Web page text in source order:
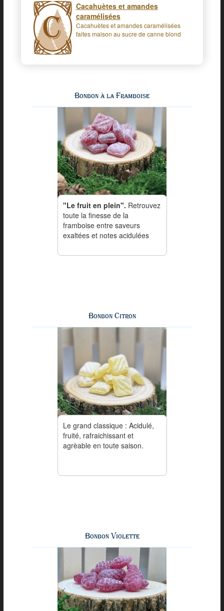
Cacahuètes et amandes
caramélisées
Cacahuètes et amandes caramélisées
faites maison au sucre de canne blond
Bonbon à la Framboise
"Le fruit en plein". Retrouvez
toute la finesse de la
framboise entre saveurs
exaltées et notes acidulées
Bonbon Citron
Le grand classique : Acidulé,
fruité, rafraichissant et
agrèable en toute saison.
Bonbon Violette